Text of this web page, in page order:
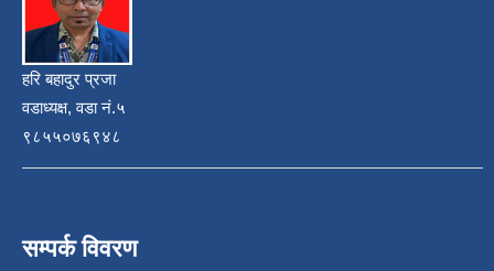
हरि बहादुर प्रजा
वडाध्यक्ष, वडा नं.५
९८५५०७६९४८
सम्पर्क विवरण